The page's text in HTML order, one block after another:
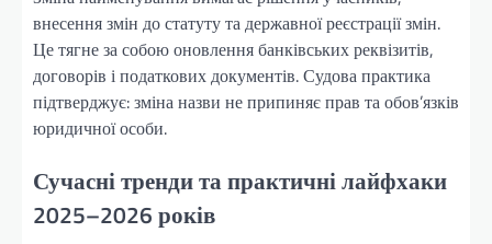
внесення змін до статуту та державної реєстрації змін.
Це тягне за собою оновлення банківських реквізитів,
договорів і податкових документів. Судова практика
підтверджує: зміна назви не припиняє прав та обов’язків
юридичної особи.
Сучасні тренди та практичні лайфхаки
2025–2026 років